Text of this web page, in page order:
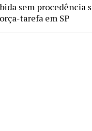
sem procedência
tarefa em SP